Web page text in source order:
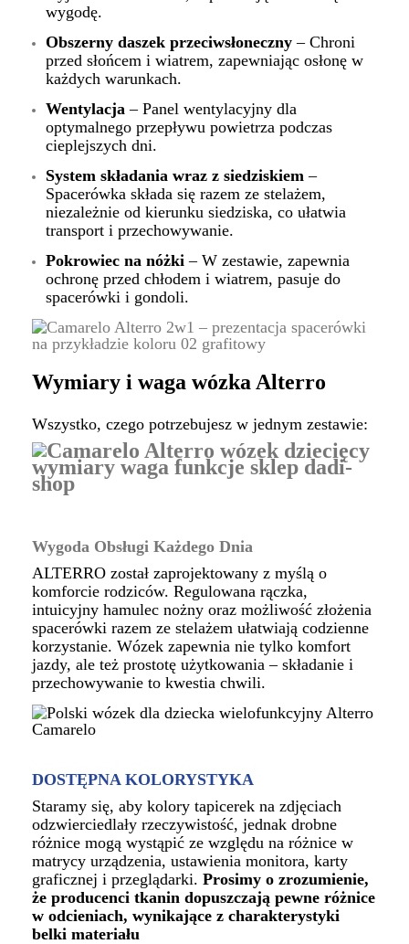
wygodę.
Obszerny daszek przeciwsłoneczny – Chroni
przed słońcem i wiatrem, zapewniając osłonę w
każdych warunkach.
Wentylacja – Panel wentylacyjny dla
optymalnego przepływu powietrza podczas
cieplejszych dni.
System składania wraz z siedziskiem –
Spacerówka składa się razem ze stelażem,
niezależnie od kierunku siedziska, co ułatwia
transport i przechowywanie.
Pokrowiec na nóżki – W zestawie, zapewnia
ochronę przed chłodem i wiatrem, pasuje do
spacerówki i gondoli.
Wymiary i waga wózka Alterro
Wszystko, czego potrzebujesz w jednym zestawie:
Wygoda Obsługi Każdego Dnia
ALTERRO został zaprojektowany z myślą o
komforcie rodziców. Regulowana rączka,
intuicyjny hamulec nożny oraz możliwość złożenia
spacerówki razem ze stelażem ułatwiają codzienne
korzystanie. Wózek zapewnia nie tylko komfort
jazdy, ale też prostotę użytkowania – składanie i
przechowywanie to kwestia chwili.
DOSTĘPNA KOLORYSTYKA
Staramy się, aby kolory tapicerek na zdjęciach
odzwierciedlały rzeczywistość, jednak drobne
różnice mogą wystąpić ze względu na różnice w
matrycy urządzenia, ustawienia monitora, karty
graficznej i przeglądarki. Prosimy o zrozumienie,
że producenci tkanin dopuszczają pewne różnice
w odcieniach, wynikające z charakterystyki
belki materiału